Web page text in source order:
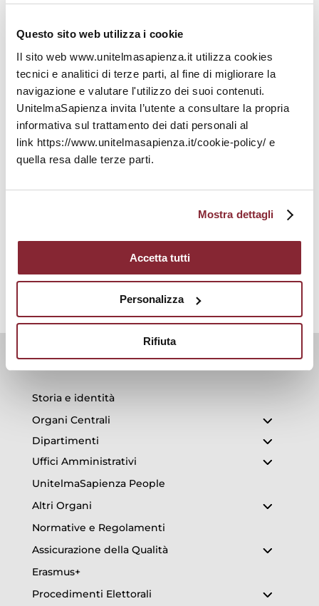
Questo sito web utilizza i cookie
Il sito web www.unitelmasapienza.it utilizza cookies
tecnici e analitici di terze parti, al fine di migliorare la
navigazione e valutare l'utilizzo dei suoi contenuti.
UnitelmaSapienza invita l’utente a consultare la propria
informativa sul trattamento dei dati personali al
link https://www.unitelmasapienza.it/cookie-policy/ e
quella resa dalle terze parti.
Mostra dettagli
Accetta tutti
Personalizza
Rifiuta
Convenzioni e promozione del
benessere organizzativo
Attività ed eventi
Laboratorio sviluppo competenze
Storia e identità
Organi Centrali
Dipartimenti
Uffici Amministrativi
UnitelmaSapienza People
Altri Organi
Normative e Regolamenti
Assicurazione della Qualità
Erasmus+
Procedimenti Elettorali